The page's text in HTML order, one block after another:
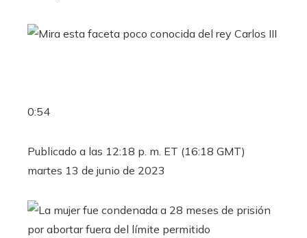
0:54
Publicado a las 12:18 p. m. ET (16:18 GMT)
martes 13 de junio de 2023